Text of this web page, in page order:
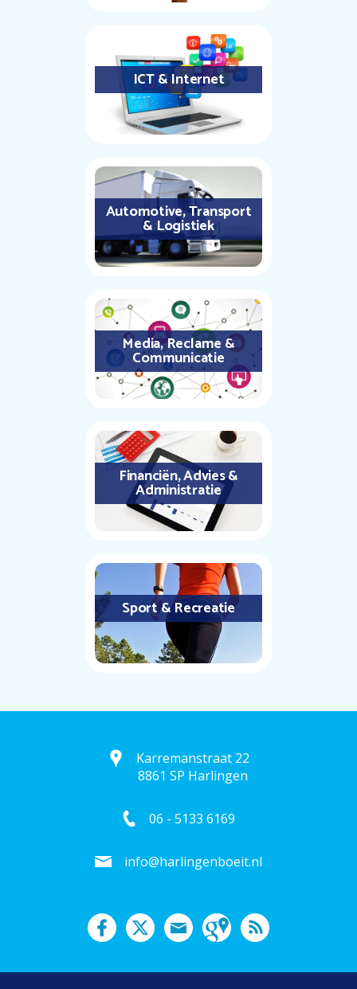
ICT & Internet
Automotive, Transport
& Logistiek
Media, Reclame &
Communicatie
Financiën, Advies &
Administratie
Sport & Recreatie
Karremanstraat 22
8861 SP Harlingen
06 - 5133 6169
info@harlingenboeit.nl